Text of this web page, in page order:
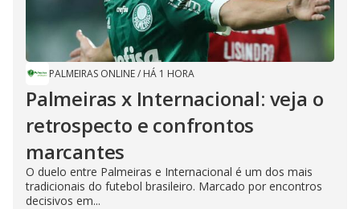
PALMEIRAS ONLINE/ HÁ 1 HORA
Palmeiras x Internacional: veja o
retrospecto e confrontos
marcantes
O duelo entre Palmeiras e Internacional é um dos mais
tradicionais do futebol brasileiro. Marcado por encontros
decisivos em...